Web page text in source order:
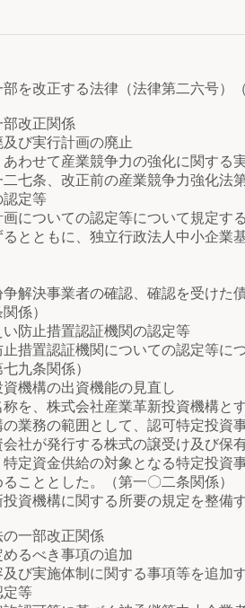
を改正する法律（法律第二六号）（
改正関係
び実行計画の廃止
わせて産業競争力の強化に関する
七条、改正前の産業競争力強化法
定等
についての認定等について規定す
とともに、独立行政法人中小企
解決事業者の確認、確認を受けた
係）
防止措置認証機関の認定等
措置認証機関についての認定等に
九条関係）
機構の出資機能の見直し
、株式会社産業革新投資機構とす
務の範囲として、認可特定投資事
社が発行する株式の譲受け及び保
資金供給の対象となる特定投資事
こととした。（第一〇二条関係）
機構に関する所要の規定を整備す
一部改正関係
るべき事項の追加
び実施体制に関する事項等を追加
等